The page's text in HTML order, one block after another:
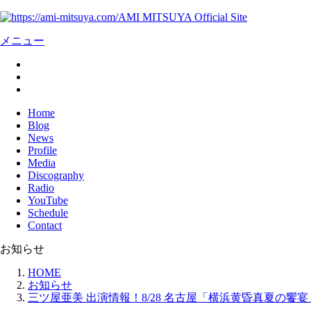
AMI MITSUYA Official Site
メニュー
Home
Blog
News
Profile
Media
Discography
Radio
YouTube
Schedule
Contact
お知らせ
HOME
お知らせ
三ツ屋亜美 出演情報！8/28 名古屋「横浜黄昏真夏の饗